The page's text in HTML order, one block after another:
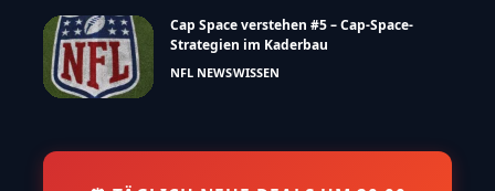
Cap Space verstehen #5 – Cap-Space-
Strategien im Kaderbau
NFL NEWSWISSEN